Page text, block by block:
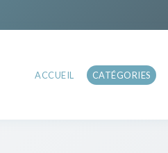
ACCUEIL CATÉGORIES